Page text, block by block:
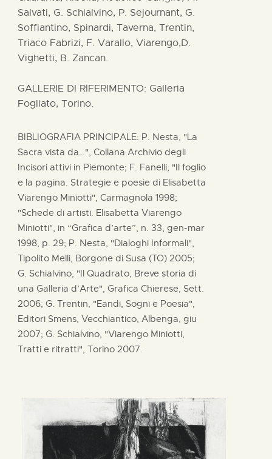
Salvati, G. Schialvino, P. Sejournant, G.
Soffiantino, Spinardi, Taverna, Trentin,
Triaco Fabrizi, F. Varallo, Viarengo,D.
Vighetti, B. Zancan.
GALLERIE DI RIFERIMENTO: Galleria
Fogliato, Torino.
BIBLIOGRAFIA PRINCIPALE: P. Nesta, "La
Sacra vista da…", Collana Archivio degli
Incisori attivi in Piemonte; F. Fanelli, "Il foglio
e la pagina. Strategie e poesie di Elisabetta
Viarengo Miniotti", Carmagnola 1998;
"Schede di artisti. Elisabetta Viarengo
Miniotti", in “Grafica d’arte”, n. 33, gen-mar
1998, p. 29; P. Nesta, "Dialoghi Informali",
Tipolito Melli, Borgone di Susa (TO) 2005;
G. Schialvino, "Il Quadrato, Breve storia di
una Galleria d’Arte", Grafica Chierese, Sett.
2006; G. Trentin, "Eandi, Sogni e Poesia",
Editori Smens, Vecchiantico, Albenga, giu
2007; G. Schialvino, "Viarengo Miniotti,
Tratti e ritratti", Torino 2007.